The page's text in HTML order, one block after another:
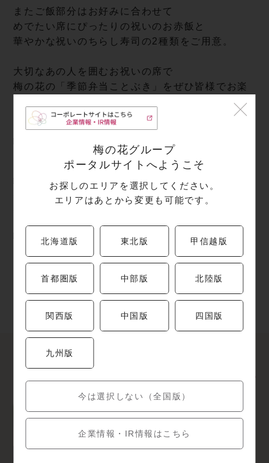
梅の花グループ
ポータルサイトへようこそ
お探しのエリアを選択してください。
エリアはあとから変更も可能です。
北海道版 東北版 甲信越版
首都圏版 中部版 北陸版
関西版 中国版 四国版
九州版
今は選択しない（全国版）
企業情報・IR情報はこちら
またご飯部分はお好みに合わせて
めでたい席にぴったりの祝いのお赤飯と
華やかな祝いのちらし寿司の2種類をご用意。
大切なあの人を囲むお祝いの席で
梅の花の「季節弁当ことぶき」をぜひ皆様でお楽
※店舗により取り扱いのない場合がございます。
2026年9月19日（土）より9月21日（月・祝）
□商品名
季節弁当ことぶき（赤飯）
□商品価格